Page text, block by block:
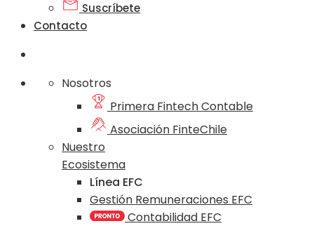
Suscríbete
Contacto
Nosotros
Primera Fintech Contable
Asociación FinteChile
Nuestro
Ecosistema
Línea EFC
Gestión Remuneraciones EFC
Contabilidad EFC